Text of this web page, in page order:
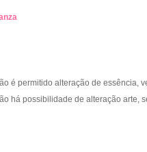
é permitido alteração de essência,
há possibilidade de alteração